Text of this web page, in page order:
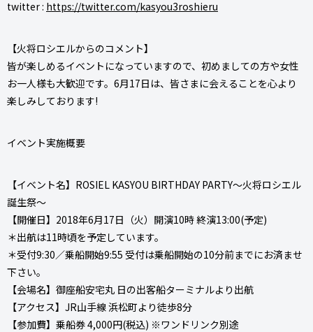
twitter : https://twitter.com/kasyou3roshieru
【火将ロシエルからのコメント】
皆が楽しめるイベントになっていますので、初めましての方や女性
お一人様も大歓迎です。6月17日は、皆さまに会えることを心より
楽しみしております!
イベント実施概要
【イベント名】ROSIEL KASYOU BIRTHDAY PARTY～火将ロシエル
誕生祭～
【開催日】2018年6月17日（火）開演10時 終演13:00(予定)
＊出航は11時頃を予定しています。
＊受付9:30／乗船開始9:55 受付は乗船開始の10分前までにお済ませ
下さい。
【会場名】御座船安宅丸 日の出客船ターミナルより出航
【アクセス】JR山手線 浜松町より徒歩8分
【参加費】乗船券 4,000円(税込) ※ワンドリンク別途